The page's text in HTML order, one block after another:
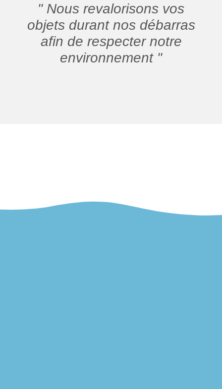
" Nous revalorisons vos
objets durant nos débarras
afin de respecter notre
environnement "